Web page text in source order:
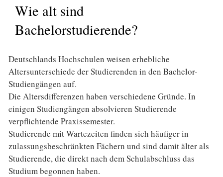
Wie alt sind
Bachelorstudierende?
Deutschlands Hochschulen weisen erhebliche
Altersunterschiede der Studierenden in den Bachelor-
Studiengängen auf.
Die Altersdifferenzen haben verschiedene Gründe. In
einigen Studiengängen absolvieren Studierende
verpflichtende Praxissemester.
Studierende mit Wartezeiten finden sich häufiger in
zulassungsbeschränkten Fächern und sind damit älter als
Studierende, die direkt nach dem Schulabschluss das
Studium begonnen haben.